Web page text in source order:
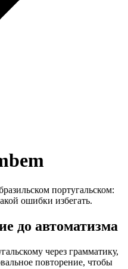
португальском:
ошибки избегать.
до автоматизма
через грамматику,
повторение, чтобы